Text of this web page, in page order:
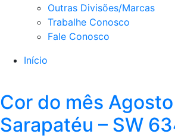
Outras Divisões/Marcas
Trabalhe Conosco
Fale Conosco
Início
Cor do mês
Sarapatéu – SW